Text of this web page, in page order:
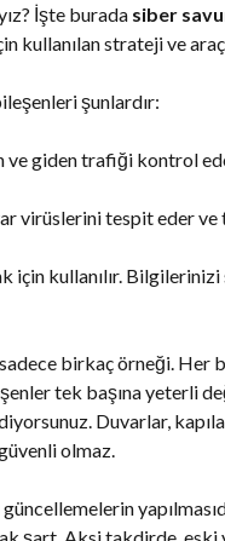
İşte burada siber
kullanılan strateji ve
şunlardır:
ve giden trafiği kontrol
virüslerini tespit eder
için kullanılır.
sadece birkaç örneği. Her
tek başına yeterli
Duvarlar,
olmaz.